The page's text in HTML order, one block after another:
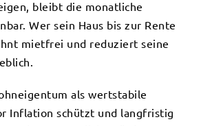
bleibt die monatliche
Wer sein Haus bis zur Rente
mietfrei und reduziert seine
als wertstabile
Inflation schützt und langfristig